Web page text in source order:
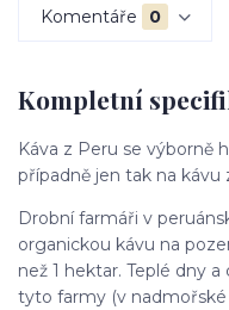
Komentáře 0
Kompletní
Káva z Peru se výborně
případně jen tak na kávu
Drobní farmáři v
organickou kávu na
než 1 hektar. Teplé dny
tyto farmy (v